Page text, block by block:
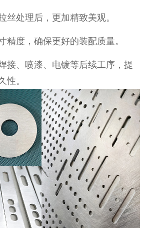
丝处理后，更加精致美观。
精度，确保更好的装配质量。
接、喷漆、电镀等后续工序，提
性。